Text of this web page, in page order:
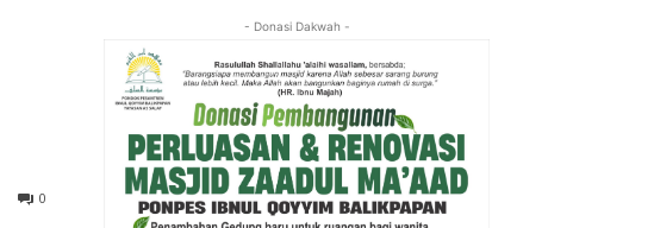
0
- Donasi Dakwah -